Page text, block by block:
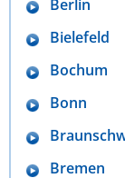
Berlin
Bielefeld
Bochum
Bonn
Bremen